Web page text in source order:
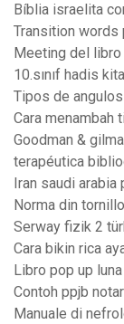
Bíblia israelita
Transition words
Meeting del
10.sınıf hadis
Tipos de
Cara menambah
Goodman &
terapéutica
Iran saudi
Norma din
Serway fizik 2
Cara bikin rica
Libro pop up luna
Contoh ppjb
Manuale di